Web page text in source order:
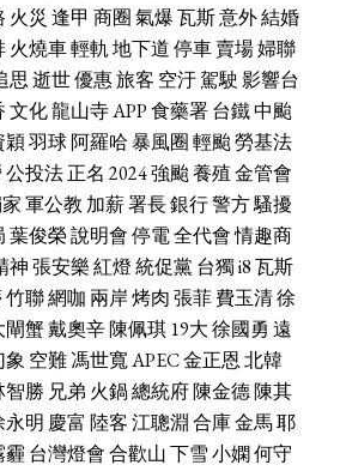
火災 逢甲 商圈氣爆瓦斯意外結婚
火燒車輕軌地下道停車賣場婦聯
思逝世優惠旅客 空汙駕駛影響台
文化龍山寺APP食藥署台鐵中颱
穎羽球阿羅哈暴風圈輕颱勞基法
公投法正名 2024強颱養殖金管會
軍公教 加薪署長銀行警方騷擾
葉俊榮說明會停電全代會情趣商
神張安樂紅燈統促黨台獨i8瓦斯
竹聯網咖 兩岸烤肉張菲費玉清徐
閘蟹戴奧辛陳佩琪 19大徐國勇 遠
象 空難馮世寬APEC金正恩北韓
智勝 兄弟 火鍋總統府陳金德陳其
永明 慶富 陸客江聰淵 合庫金馬耶
霾 台灣燈會合歡山下雪小嫻何守